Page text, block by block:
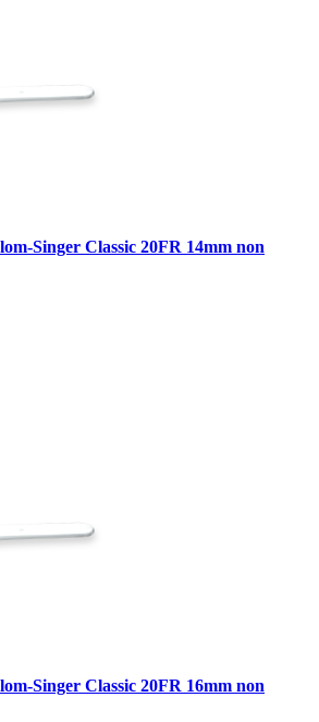
Singer Classic 20FR 14mm non
Singer Classic 20FR 16mm non